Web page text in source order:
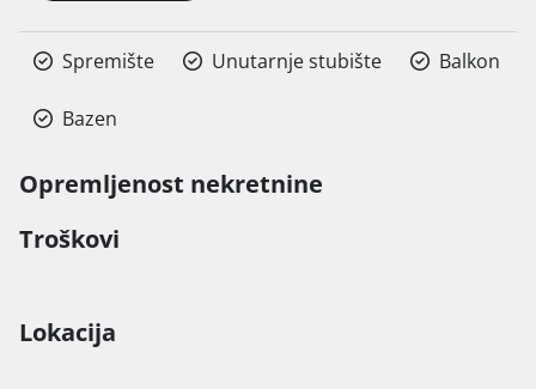
Spremište Unutarnje stubište Balkon
Bazen
Opremljenost nekretnine
Troškovi
Lokacija